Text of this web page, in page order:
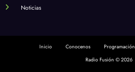
Noticias
Inicio Conocenos Programación
Radio Fusión © 2026